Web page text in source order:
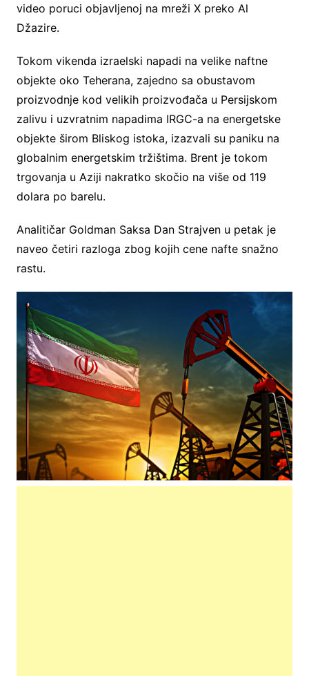
video poruci objavljenoj na mreži X preko Al
Džazire.
Tokom vikenda izraelski napadi na velike naftne
objekte oko Teherana, zajedno sa obustavom
proizvodnje kod velikih proizvođača u Persijskom
zalivu i uzvratnim napadima IRGC-a na energetske
objekte širom Bliskog istoka, izazvali su paniku na
globalnim energetskim tržištima. Brent je tokom
trgovanja u Aziji nakratko skočio na više od 119
dolara po barelu.
Analitičar Goldman Saksa Dan Strajven u petak je
naveo četiri razloga zbog kojih cene nafte snažno
rastu.